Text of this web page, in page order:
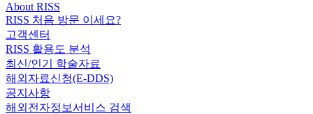
About RISS
RISS 처음 방문 이세요?
고객센터
RISS 활용도 분석
최신/인기 학술자료
해외자료신청(E-DDS)
공지사항
해외전자정보서비스 검색